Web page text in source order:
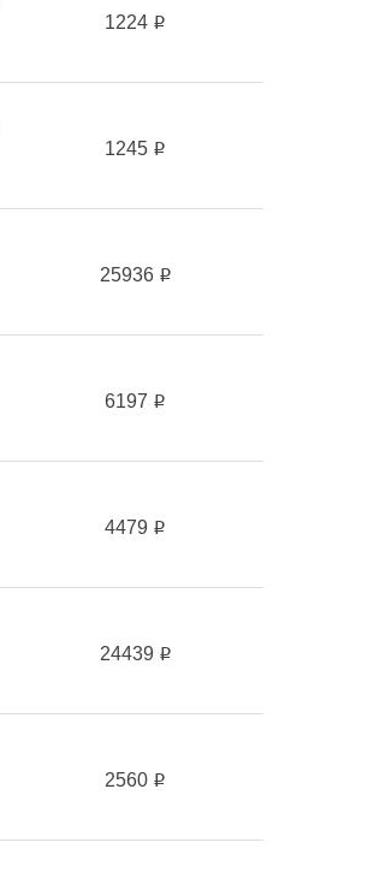
1224 i
1245 i
25936 i
6197 i
4479 i
24439 i
2560 i